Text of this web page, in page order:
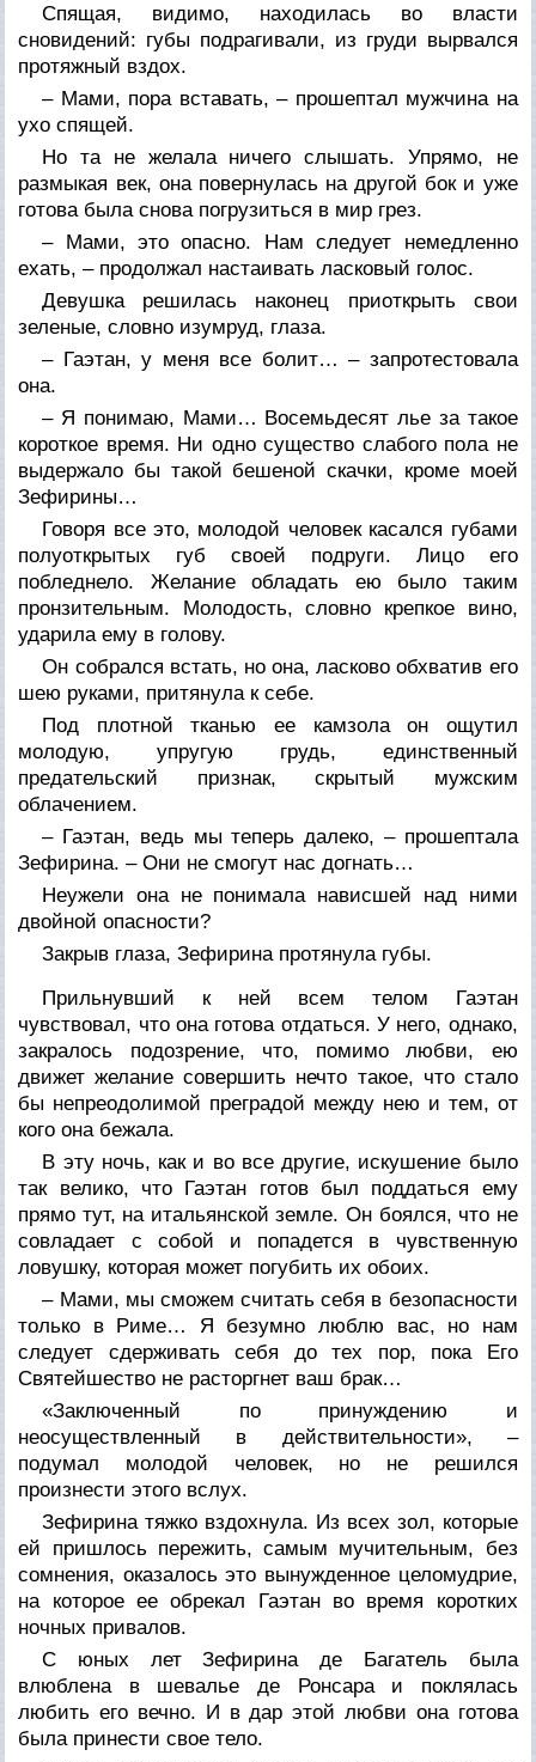
Спящая, видимо, находилась во власти
сновидений: губы подрагивали, из груди вырвался
протяжный вздох.
– Мами, пора вставать, – прошептал мужчина на
ухо спящей.
Но та не желала ничего слышать. Упрямо, не
размыкая век, она повернулась на другой бок и уже
готова была снова погрузиться в мир грез.
– Мами, это опасно. Нам следует немедленно
ехать, – продолжал настаивать ласковый голос.
Девушка решилась наконец приоткрыть свои
зеленые, словно изумруд, глаза.
– Гаэтан, у меня все болит… – запротестовала
она.
– Я понимаю, Мами… Восемьдесят лье за такое
короткое время. Ни одно существо слабого пола не
выдержало бы такой бешеной скачки, кроме моей
Зефирины…
Говоря все это, молодой человек касался губами
полуоткрытых губ своей подруги. Лицо его
побледнело. Желание обладать ею было таким
пронзительным. Молодость, словно крепкое вино,
ударила ему в голову.
Он собрался встать, но она, ласково обхватив его
шею руками, притянула к себе.
Под плотной тканью ее камзола он ощутил
молодую, упругую грудь, единственный
предательский признак, скрытый мужским
облачением.
– Гаэтан, ведь мы теперь далеко, – прошептала
Зефирина. – Они не смогут нас догнать…
Неужели она не понимала нависшей над ними
двойной опасности?
Закрыв глаза, Зефирина протянула губы.
Прильнувший к ней всем телом Гаэтан
чувствовал, что она готова отдаться. У него, однако,
закралось подозрение, что, помимо любви, ею
движет желание совершить нечто такое, что стало
бы непреодолимой преградой между нею и тем, от
кого она бежала.
В эту ночь, как и во все другие, искушение было
так велико, что Гаэтан готов был поддаться ему
прямо тут, на итальянской земле. Он боялся, что не
совладает с собой и попадется в чувственную
ловушку, которая может погубить их обоих.
– Мами, мы сможем считать себя в безопасности
только в Риме… Я безумно люблю вас, но нам
следует сдерживать себя до тех пор, пока Его
Святейшество не расторгнет ваш брак…
«Заключенный по принуждению и
неосуществленный в действительности», –
подумал молодой человек, но не решился
произнести этого вслух.
Зефирина тяжко вздохнула. Из всех зол, которые
ей пришлось пережить, самым мучительным, без
сомнения, оказалось это вынужденное целомудрие,
на которое ее обрекал Гаэтан во время коротких
ночных привалов.
С юных лет Зефирина де Багатель была
влюблена в шевалье де Ронсара и поклялась
любить его вечно. И в дар этой любви она готова
была принести свое тело.